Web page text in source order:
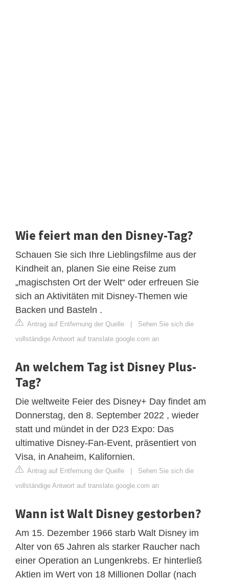
Wie feiert man den Disney-Tag?
Schauen Sie sich Ihre Lieblingsfilme aus der
Kindheit an, planen Sie eine Reise zum
„magischsten Ort der Welt“ oder erfreuen Sie
sich an Aktivitäten mit Disney-Themen wie
Backen und Basteln .
Antrag auf Entfernung der Quelle | Sehen Sie sich die
vollständige Antwort auf translate.google.com an
An welchem ​​Tag ist Disney Plus-
Tag?
Die weltweite Feier des Disney+ Day findet am
Donnerstag, den 8. September 2022 , wieder
statt und mündet in der D23 Expo: Das
ultimative Disney-Fan-Event, präsentiert von
Visa, in Anaheim, Kalifornien.
Antrag auf Entfernung der Quelle | Sehen Sie sich die
vollständige Antwort auf translate.google.com an
Wann ist Walt Disney gestorben?
Am 15. Dezember 1966 starb Walt Disney im
Alter von 65 Jahren als starker Raucher nach
einer Operation an Lungenkrebs. Er hinterließ
Aktien im Wert von 18 Millionen Dollar (nach